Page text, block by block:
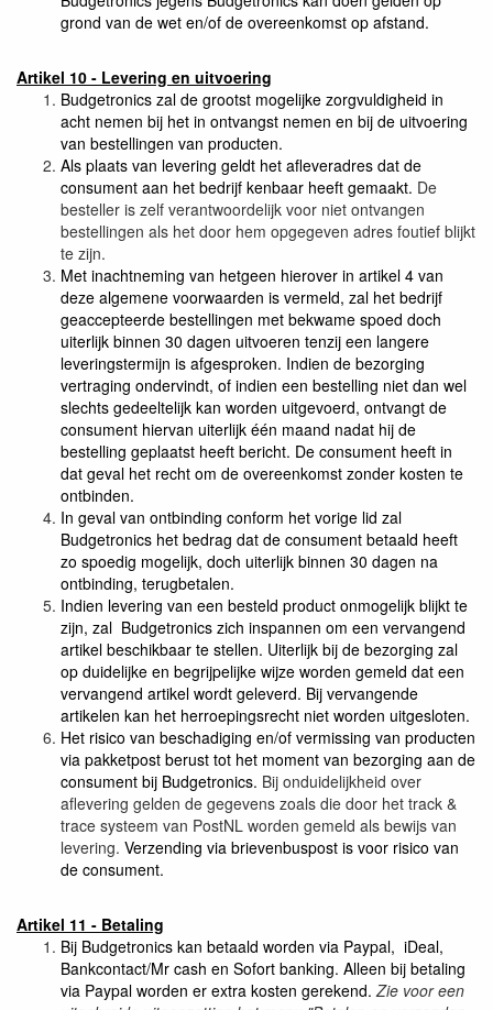
grond van de wet en/of de overeenkomst op afstand.
Artikel 10 - Levering en uitvoering
Budgetronics zal de grootst mogelijke zorgvuldigheid in
acht nemen bij het in ontvangst nemen en bij de uitvoering
van bestellingen van producten.
Als plaats van levering geldt het afleveradres dat de
consument aan het bedrijf kenbaar heeft gemaakt. De
besteller is zelf verantwoordelijk voor niet ontvangen
bestellingen als het door hem opgegeven adres foutief blijkt
te zijn.
Met inachtneming van hetgeen hierover in artikel 4 van
deze algemene voorwaarden is vermeld, zal het bedrijf
geaccepteerde bestellingen met bekwame spoed doch
uiterlijk binnen 30 dagen uitvoeren tenzij een langere
leveringstermijn is afgesproken. Indien de bezorging
vertraging ondervindt, of indien een bestelling niet dan wel
slechts gedeeltelijk kan worden uitgevoerd, ontvangt de
consument hiervan uiterlijk één maand nadat hij de
bestelling geplaatst heeft bericht. De consument heeft in
dat geval het recht om de overeenkomst zonder kosten te
ontbinden.
In geval van ontbinding conform het vorige lid zal
Budgetronics het bedrag dat de consument betaald heeft
zo spoedig mogelijk, doch uiterlijk binnen 30 dagen na
ontbinding, terugbetalen.
Indien levering van een besteld product onmogelijk blijkt te
zijn, zal Budgetronics zich inspannen om een vervangend
artikel beschikbaar te stellen. Uiterlijk bij de bezorging zal
op duidelijke en begrijpelijke wijze worden gemeld dat een
vervangend artikel wordt geleverd. Bij vervangende
artikelen kan het herroepingsrecht niet worden uitgesloten.
Het risico van beschadiging en/of vermissing van producten
via pakketpost berust tot het moment van bezorging aan de
consument bij Budgetronics. Bij onduidelijkheid over
aflevering gelden de gegevens zoals die door het track &
trace systeem van PostNL worden gemeld als bewijs van
levering. Verzending via brievenbuspost is voor risico van
de consument.
Artikel 11 - Betaling
Bij Budgetronics kan betaald worden via Paypal, iDeal,
Bankcontact/Mr cash en Sofort banking. Alleen bij betaling
via Paypal worden er extra kosten gerekend. Zie voor een